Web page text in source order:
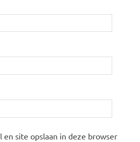
en site opslaan in deze browser